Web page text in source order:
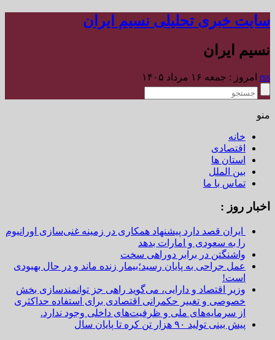
سایت خبری تحلیلی نسیم ایران
نسیم ایران
rss امروز : جمعه ۱۶ مرداد ۱۴۰۵
منو
خانه
اقتصادی
استان ها
بین الملل
تماس با ما
اخبار روز :
ایران قصد دارد پیشنهاد همکاری در زمینه غنی‌سازی اورانیوم
را به سعودی و امارات بدهد
واشنگتن در برابر دوراهی سخت
عمل جراحی به پایان رسید؛بیمار زنده ماند و در حال بهبودی
است!
وزیر اقتصاد و دارایی، می‌گوید راهی جز توانمندسازی بخش
خصوصی و تغییر حکمرانی اقتصادی برای استفاده حداکثری
از سرمایه‌های ملی و ظرفیت‌های داخلی وجود ندارد.
پیش بینی تولید ۹۰ هزار تن کره تا پایان سال